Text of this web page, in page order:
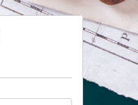
❶❷
住所（都道